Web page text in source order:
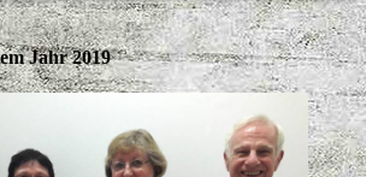
Jahr 2019